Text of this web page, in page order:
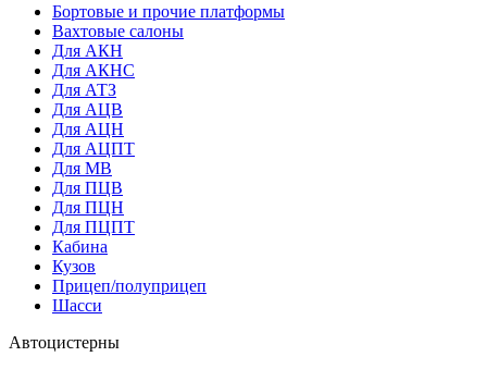
Бортовые и прочие платформы
Вахтовые салоны
Для АКН
Для АКНС
Для АТЗ
Для АЦВ
Для АЦН
Для АЦПТ
Для МВ
Для ПЦВ
Для ПЦН
Для ПЦПТ
Кабина
Кузов
Прицеп/полуприцеп
Шасси
Автоцистерны